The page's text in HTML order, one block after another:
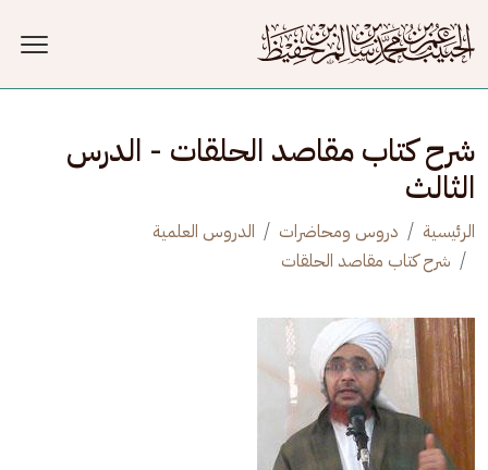
شرح كتاب مقاصد الحلقات - الدرس
الثالث
الرئيسية دروس ومحاضرات
الدروس العلمية
شرح كتاب مقاصد الحلقات